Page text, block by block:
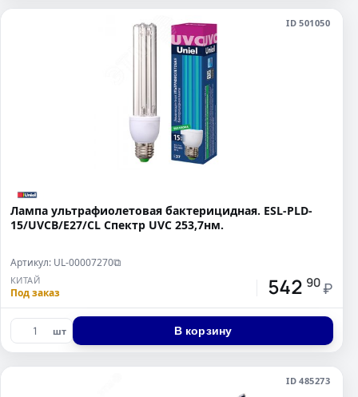
ID 501050
Лампа ультрафиолетовая бактерицидная. ESL-PLD-
15/UVCB/E27/CL Спектр UVC 253,7нм.
Артикул: UL-00007270⧉
КИТАЙ
Под заказ 542 90 ₽
шт В корзину
ID 485273